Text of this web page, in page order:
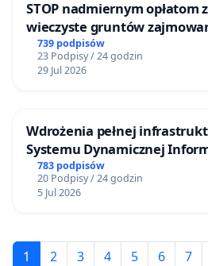
STOP nadmiernym opłatom
wieczyste gruntów
ogrody działkowe.
739 podpisów
23 Podpisy / 24 godzin
29 Jul 2026
Wdrożenia pełnej
Systemu Dynamicznej
(CSDiP) na stacji kolejowej w
783 podpisów
20 Podpisy / 24 godzin
5 Jul 2026
1 2 3 4 5 6 7